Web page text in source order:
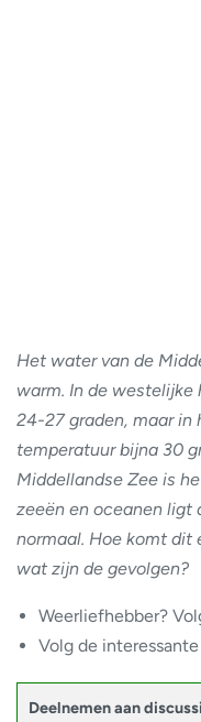
Het water van de
warm. In de
24-27 graden, maar in
temperatuur bijna 30
Middellandse Zee is
zeeën en oceanen ligt
normaal. Hoe komt dit
wat zijn de gevolgen?
Weerliefhebber?
Volg de interessante
Deelnemen aan